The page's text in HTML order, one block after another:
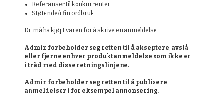
Referanser til konkurrenter
Støtende/ufin ordbruk.
Du må ha kjøpt varen for å skrive en anmeldelse.
Admin forbeholder seg retten til å akseptere, avslå
eller fjerne enhver produktanmeldelse som ikke er
i tråd med disse retningslinjene.
Admin forbeholder seg retten til å publisere
anmeldelser i for eksempel annonsering.